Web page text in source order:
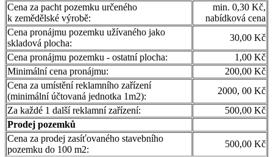
Cena za pacht pozemku určeného
k zemědělské výrobě:
min. 0,30 Kč,
nabídková cena
Cena pronájmu pozemku užívaného jako
skladová plocha:
30,00 Kč
Cena pronájmu pozemku - ostatní plocha:
1,00 Kč
Minimální cena pronájmu:
200,00 Kč
Cena za umístění reklamního zařízení
(minimální účtovaná jednotka 1m2):
2000, 00 Kč
Za každé 1 další reklamní zařízení:
500,00 Kč
Prodej pozemků
Cena za prodej zasíťovaného stavebního
pozemku do 100 m2:
500,00 Kč